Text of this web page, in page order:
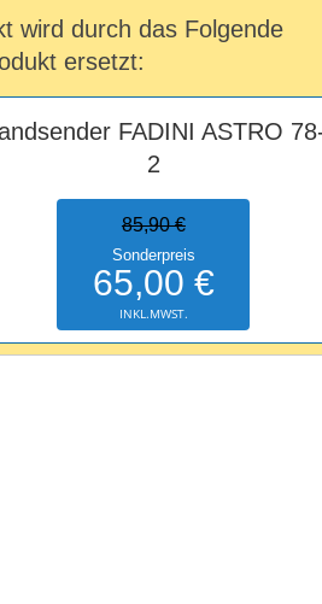
wird durch das Folgende
ersetzt:
FADINI ASTRO
2
85,90 €
Sonderpreis
65,00 €
INKL.MWST.